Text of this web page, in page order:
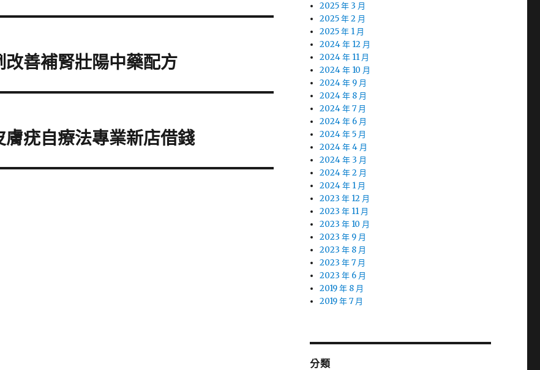
善補腎壯陽中藥配方
疣自療法專業新店借錢
2025 年 3 月
2025 年 2 月
2025 年 1 月
2024 年 12 月
2024 年 11 月
2024 年 10 月
2024 年 9 月
2024 年 8 月
2024 年 7 月
2024 年 6 月
2024 年 5 月
2024 年 4 月
2024 年 3 月
2024 年 2 月
2024 年 1 月
2023 年 12 月
2023 年 11 月
2023 年 10 月
2023 年 9 月
2023 年 8 月
2023 年 7 月
2023 年 6 月
2019 年 8 月
2019 年 7 月
分類